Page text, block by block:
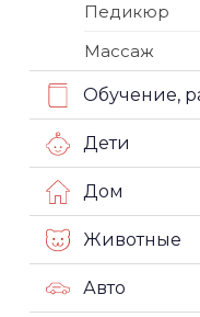
Педикюр
Массаж
Обучение,
Дети
Дом
Животные
Авто